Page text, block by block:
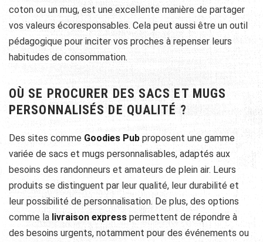
coton ou un mug, est une excellente manière de partager
vos valeurs écoresponsables. Cela peut aussi être un outil
pédagogique pour inciter vos proches à repenser leurs
habitudes de consommation.
OÙ SE PROCURER DES SACS ET MUGS
PERSONNALISÉS DE QUALITÉ ?
Des sites comme Goodies Pub proposent une gamme
variée de sacs et mugs personnalisables, adaptés aux
besoins des randonneurs et amateurs de plein air. Leurs
produits se distinguent par leur qualité, leur durabilité et
leur possibilité de personnalisation. De plus, des options
comme la livraison express permettent de répondre à
des besoins urgents, notamment pour des événements ou